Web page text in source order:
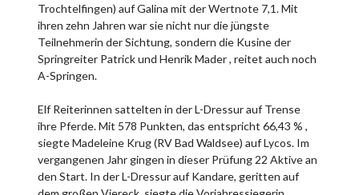
Trochtelfingen) auf Galina mit der Wertnote 7,1. Mit
ihren zehn Jahren war sie nicht nur die jüngste
Teilnehmerin der Sichtung, sondern die Kusine der
Springreiter Patrick und Henrik Mader , reitet auch noch
A-Springen.
Elf Reiterinnen sattelten in der L-Dressur auf Trense
ihre Pferde. Mit 578 Punkten, das entspricht 66,43 % ,
siegte Madeleine Krug (RV Bad Waldsee) auf Lycos. Im
vergangenen Jahr gingen in dieser Prüfung 22 Aktive an
den Start. In der L-Dressur auf Kandare, geritten auf